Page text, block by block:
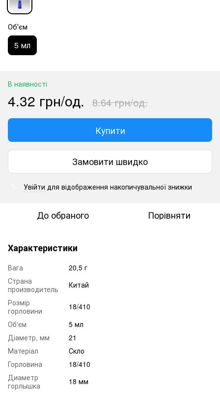
Об'єм
5 мл
В наявності
4.32 грн/од. 8.64 грн/од.
Купити
Замовити швидко
Увійти для відображення накопичувальної знижки
До обраного Порівняти
Характеристики
Вага
20,5 г
Страна
производитель
Китай
Розмір
горловини
18/410
Об'єм
5 мл
Діаметр, мм
21
Матеріал
Скло
Горловина
18/410
Диаметр
горлышка
18 мм